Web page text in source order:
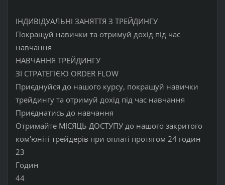
ІНДИВІДУАЛЬНІ ЗАНЯТТЯ З ТРЕЙДИНГУ
Покращуй навички та отримуй дохід під час
навчання
НАВЧАННЯ ТРЕЙДИНГУ
ЗІ СТРАТЕГІЄЮ ORDER FLOW
Приєднуйся до нашого курсу, покращуй навички
трейдингу та отримуй дохід під час навчання
Приєднатись до навчання
Отримайте МІСЯЦЬ ДОСТУПУ до нашого закритого
ком'юніті трейдерів при оплаті протягом 24 годин
23
Годин
44